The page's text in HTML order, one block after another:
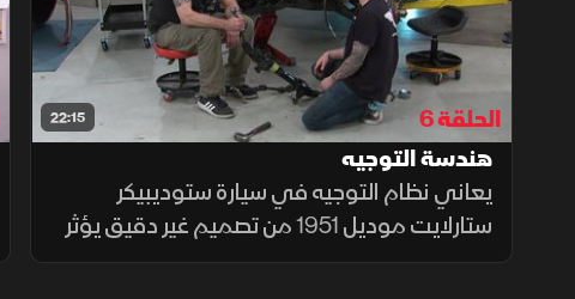
22:15
الحلقة 6
هندسة التوجيه
يعاني نظام التوجيه في سيارة ستوديبيكر
ستارلايت موديل 1951 من تصميم غير دقيق يؤثر
على أداء القيادة، لذلك يقوم الفريق بتفكيك